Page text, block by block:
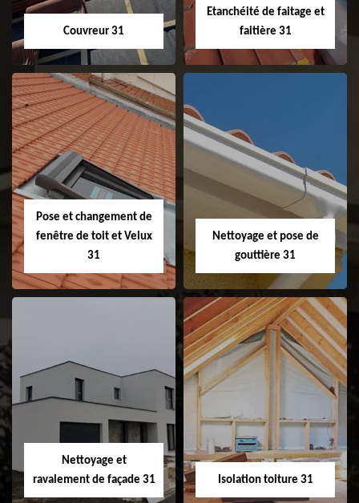
Couvreur 31
Couvreur 31
Etanchéité de faitage et
faitière 31
Etanchéité de
faitage et faitière
31
Pose et changement de
fenêtre de toit et Velux
31
Pose et
changement de
fenêtre de toit et
Velux 31
Nettoyage et pose de
gouttière 31
Nettoyage et pose
Nettoyage et
ravalement de façade 31
Isolation toiture 31